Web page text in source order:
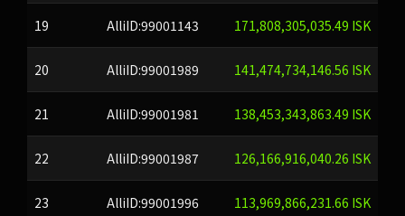
19 AlliID:99001143 171,808,305,035.49 ISK
20 AlliID:99001989 141,474,734,146.56 ISK
21 AlliID:99001981 138,453,343,863.49 ISK
22 AlliID:99001987 126,166,916,040.26 ISK
23 AlliID:99001996 113,969,866,231.66 ISK